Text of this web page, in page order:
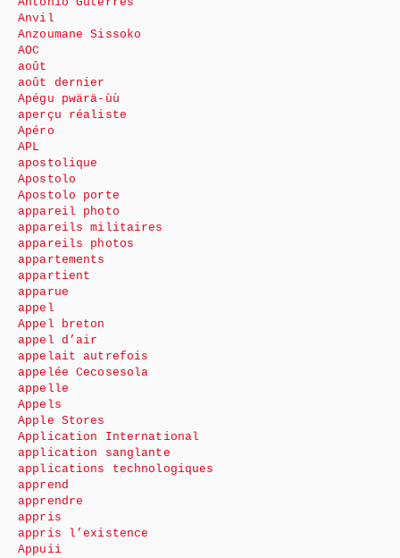
Anvil
Anzoumane Sissoko
AOC
août
août dernier
Apégu pwärä-ùù
aperçu réaliste
Apéro
APL
apostolique
Apostolo
Apostolo porte
appareil photo
appareils militaires
appareils photos
appartements
appartient
apparue
appel
Appel breton
appel d’air
appelait autrefois
appelée Cecosesola
appelle
Appels
Apple Stores
Application International
application sanglante
applications technologiques
apprend
apprendre
appris
appris l’existence
Appuii